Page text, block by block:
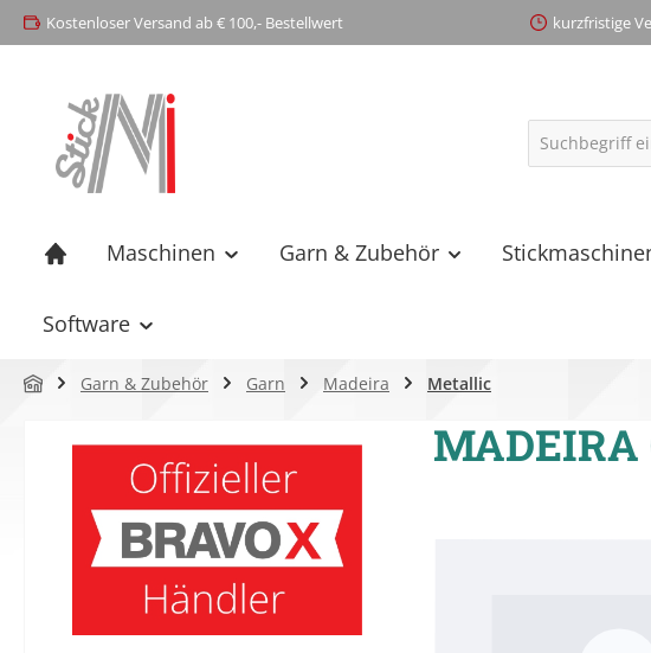
Zur Hauptnavigation springen
Kostenloser Versand ab € 100,- Bestellwert kurzfristige
Maschinen Garn & Zubehör
Software
Garn & Zubehör Garn Madeira Metallic